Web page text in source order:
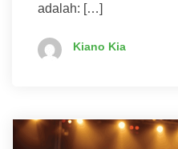
adalah: […]
Kiano Kia